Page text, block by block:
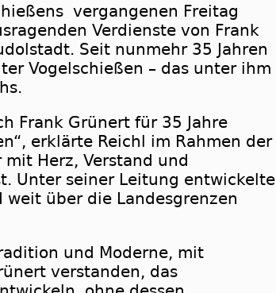
vergangenen Freitag
Verdienste von Frank
Seit nunmehr 35 Jahren
Vogelschießen – das unter ihm
Frank Grünert für 35 Jahre
erklärte Reichl im Rahmen der
Herz, Verstand und
Unter seiner Leitung entwickelte
über die Landesgrenzen
und Moderne, mit
verstanden, das